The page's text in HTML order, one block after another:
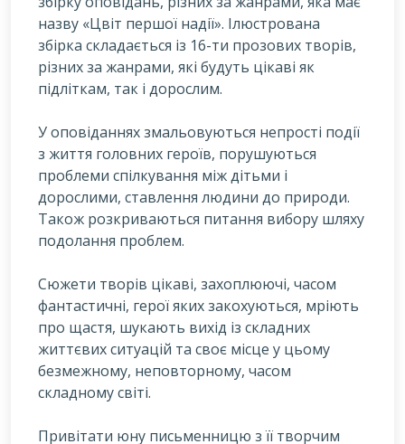
назву «Цвіт першої надії». Ілюстрована
збірка складається із 16-ти прозових творів,
різних за жанрами, які будуть цікаві як
підліткам, так і дорослим.
У оповіданнях змальовуються непрості події
з життя головних героїв, порушуються
проблеми спілкування між дітьми і
дорослими, ставлення людини до природи.
Також розкриваються питання вибору шляху
подолання проблем.
Сюжети творів цікаві, захоплюючі, часом
фантастичні, герої яких закохуються, мріють
про щастя, шукають вихід із складних
життєвих ситуацій та своє місце у цьому
безмежному, неповторному, часом
складному світі.
Привітати юну письменницю з її творчим